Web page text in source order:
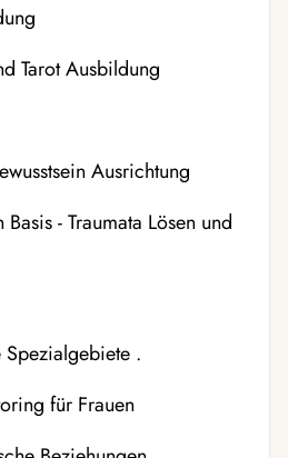
Tarot Ausbildung
Ausrichtung
- Traumata Lösen und
.
für Frauen